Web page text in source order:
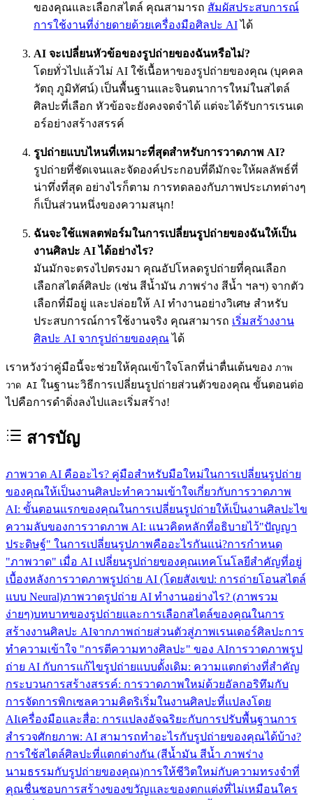
ของคุณและเลือกสไตล์ คุณสามารถ สัมผัสประสบการณ์
การใช้งานที่ง่ายดายด้วยเครื่องมือศิลปะ AIได้
AI จะเปลี่ยนหัวข้อของรูปถ่ายของฉันหรือไม่?
โดยทั่วไปแล้วไม่ AI ใช้เนื้อหาของรูปถ่ายของคุณ (บุคคล
วัตถุ ภูมิทัศน์) เป็นพื้นฐานและจินตนาการใหม่ในสไตล์
ศิลปะที่เลือก หัวข้อจะยังคงจดจำได้ แต่จะได้รับการเรนเด
อร์อย่างสร้างสรรค์
รูปถ่ายแบบไหนที่เหมาะที่สุดสำหรับการวาดภาพ AI?
รูปถ่ายที่ชัดเจนและจัดองค์ประกอบที่ดีมักจะให้ผลลัพธ์ที่
น่าทึ่งที่สุด อย่างไรก็ตาม การทดลองกับภาพประเภทต่างๆ
ก็เป็นส่วนหนึ่งของความสนุก!
ฉันจะใช้แพลตฟอร์มในการเปลี่ยนรูปถ่ายของฉันให้เป็น
งานศิลปะ AI ได้อย่างไร?
มันมักจะตรงไปตรงมา คุณอัปโหลดรูปถ่ายที่คุณเลือก
เลือกสไตล์ศิลปะ (เช่น สีน้ำมัน ภาพร่าง สีน้ำ ฯลฯ) จากตัว
เลือกที่มีอยู่ และปล่อยให้ AI ทำงานอย่างวิเศษ สำหรับ
ประสบการณ์การใช้งานจริง คุณสามารถ เริ่มสร้างงาน
ศิลปะ AI จากรูปถ่ายของคุณได้
เราหวังว่าคู่มือนี้จะช่วยให้คุณเข้าใจโลกที่น่าตื่นเต้นของ ภาพ
วาด AI ในฐานะวิธีการเปลี่ยนรูปถ่ายส่วนตัวของคุณ ขั้นตอนต่อ
ไปคือการดำดิ่งลงไปและเริ่มสร้าง!
สารบัญ
ภาพวาด AI คืออะไร? คู่มือสำหรับมือใหม่ในการเปลี่ยนรูปถ่าย
ของคุณให้เป็นงานศิลปะทำความเข้าใจเกี่ยวกับการวาดภาพ
AI: ขั้นตอนแรกของคุณในการเปลี่ยนรูปถ่ายให้เป็นงานศิลปะไข
ความลับของการวาดภาพ AI: แนวคิดหลักที่อธิบายไว้"ปัญญา
ประดิษฐ์" ในการเปลี่ยนรูปภาพคืออะไรกันแน่?การกำหนด
"ภาพวาด" เมื่อ AI เปลี่ยนรูปถ่ายของคุณเทคโนโลยีสำคัญที่อยู่
เบื้องหลังการวาดภาพรูปถ่าย AI (โดยสังเขป: การถ่ายโอนสไตล์
แบบ Neural)ภาพวาดรูปถ่าย AI ทำงานอย่างไร? (ภาพรวม
ง่ายๆ)บทบาทของรูปถ่ายและการเลือกสไตล์ของคุณในการ
สร้างงานศิลปะ AIจากภาพถ่ายส่วนตัวสู่ภาพเรนเดอร์ศิลปะการ
ทำความเข้าใจ "การตีความทางศิลปะ" ของ AIการวาดภาพรูป
ถ่าย AI กับการแก้ไขรูปถ่ายแบบดั้งเดิม: ความแตกต่างที่สำคัญ
กระบวนการสร้างสรรค์: การวาดภาพใหม่ด้วยอัลกอริทึมกับ
การจัดการพิกเซลความคิดริเริ่มในงานศิลปะที่แปลงโดย
AIเครื่องมือและสื่อ: การแปลงอัจฉริยะกับการปรับพื้นฐานการ
สำรวจศักยภาพ: AI สามารถทำอะไรกับรูปถ่ายของคุณได้บ้าง?
การใช้สไตล์ศิลปะที่แตกต่างกัน (สีน้ำมัน สีน้ำ ภาพร่าง
นามธรรมกับรูปถ่ายของคุณ)การให้ชีวิตใหม่กับความทรงจำที่
คุณชื่นชอบการสร้างของขวัญและของตกแต่งที่ไม่เหมือนใคร